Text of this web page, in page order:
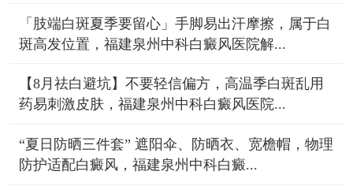
「肢端白斑夏季要留心」手脚易出汗摩擦，属于白
斑高发位置，福建泉州中科白癜风医院解...
【8月祛白避坑】不要轻信偏方，高温季白斑乱用
药易刺激皮肤，福建泉州中科白癜风医院...
“夏日防晒三件套” 遮阳伞、防晒衣、宽檐帽，物理
防护适配白癜风，福建泉州中科白癜...